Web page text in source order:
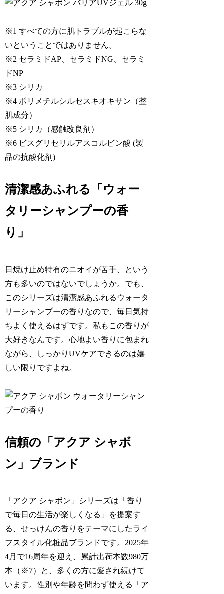
※1 すべての方に肌トラブルが起こらな
いということではありません。
※2 セラミドAP、セラミドNG、セラミ
ドNP
※3 シリカ
※4 ポリメチルシルセスキオキサン（整
肌成分）
※5 シリカ（感触改良剤）
※6 ビスグリセリルアスコルビン酸 (製
品の抗酸化剤)
清潔感あふれる「ウォー
タリーシャンプーの香
り」
日焼け止め特有のニオイが苦手、という
方も多いのではないでしょうか。でも、
このシリーズは清潔感あふれるウォータ
リーシャンプーの香りなので、毎日気持
ちよく使えるはずです。私もこの香りが
大好きなんです。心地よい香りに包まれ
ながら、しっかりUVケアできるのは嬉
しい限りですよね。
信頼の「アクア シャボ
ン」ブランド
「アクア シャボン」シリーズは「香り
で毎日の生活が楽しくなる」を提案す
る、せっけんの香りをテーマにしたライ
フスタイル化粧品ブランドです。2025年
4月で16周年を迎え、累計出荷本数980万
本（※7）と、多くの方に愛され続けて
います。性別や年齢を問わず使える「ア